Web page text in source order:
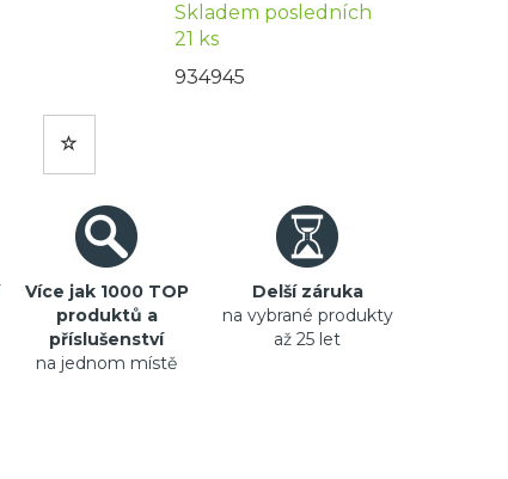
Skladem posledních
21 ks
934945
Více jak 1000 TOP
produktů a
příslušenství
na jednom místě
Delší záruka
na vybrané produkty
až 25 let